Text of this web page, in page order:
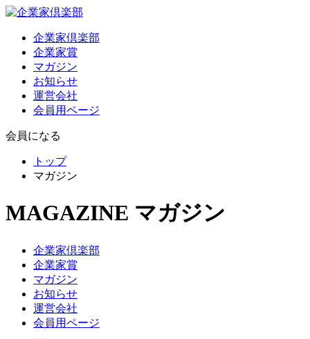
企業家倶楽部
企業家賞
マガジン
お知らせ
運営会社
会員用ページ
会員になる
トップ
マガジン
MAGAZINE マガジン
企業家倶楽部
企業家賞
マガジン
お知らせ
運営会社
会員用ページ